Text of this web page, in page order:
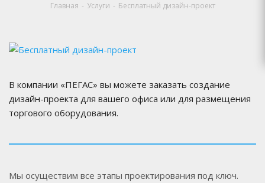
Главная - Услуги - Бесплатный дизайн-проект
В компании «ПЕГАС» вы можете заказать создание
дизайн-проекта для вашего офиса или для размещения
торгового оборудования.
Мы осуществим все этапы проектирования под ключ.